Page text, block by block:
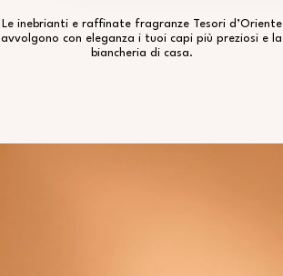
Le inebrianti e raffinate fragranze Tesori d’Oriente
avvolgono con eleganza i tuoi capi più preziosi e la
biancheria di casa.